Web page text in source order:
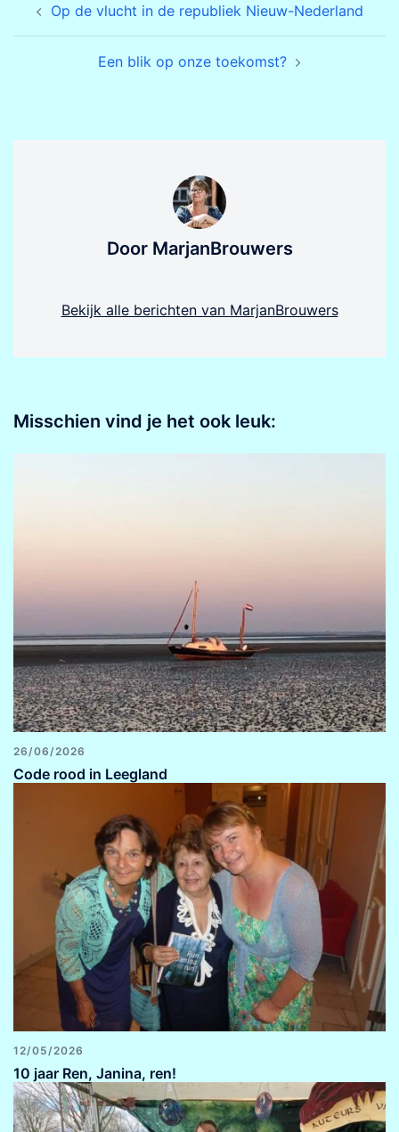
navigatie
Op de vlucht in de republiek Nieuw-Nederland
Een blik op onze toekomst?
Door MarjanBrouwers
Bekijk alle berichten van MarjanBrouwers
Misschien vind je het ook leuk:
26/06/2026
Code rood in Leegland
12/05/2026
10 jaar Ren, Janina, ren!